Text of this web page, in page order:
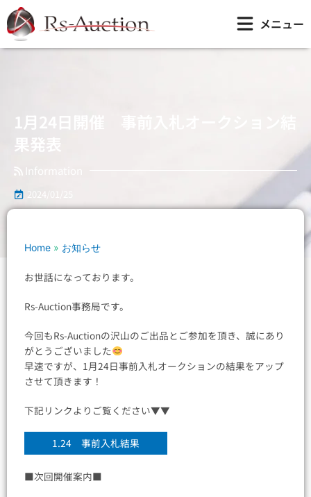
容
ス
メニュー
1月24日開催 事前入札オークション結果発表
1月24日開催 事前入札オークション結
果発表
Information
2024/01/25
Home » お知らせ
お世話になっております。
Rs-Auction事務局です。
今回もRs-Auctionの沢山のご出品とご参加を頂き、誠にあり
がとうございました
早速ですが、1月24日事前入札オークションの結果をアップ
させて頂きます！
下記リンクよりご覧ください▼▼
1.24 事前入札結果
■次回開催案内■